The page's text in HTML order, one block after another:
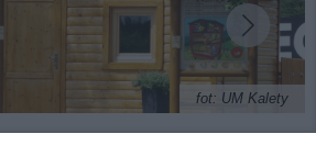
fot: UM Kalety